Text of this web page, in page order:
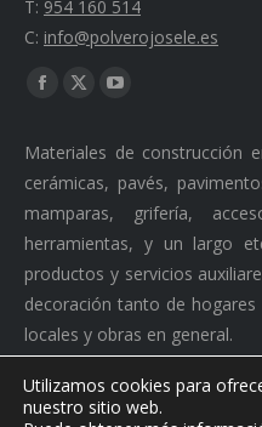
T: 954 160 514
C: info@polverojosele.es
Find us on:
Facebook
opens
in
new
window
X
opens
in
new
window
YouTube
opens
in
new
window
Materiales de construcción
cerámicas, pavés,
mamparas, grifería,
herramientas, y un largo
productos y servicios
decoración tanto de
locales y obras en general.
Utilizamos cookies para
nuestro sitio web.